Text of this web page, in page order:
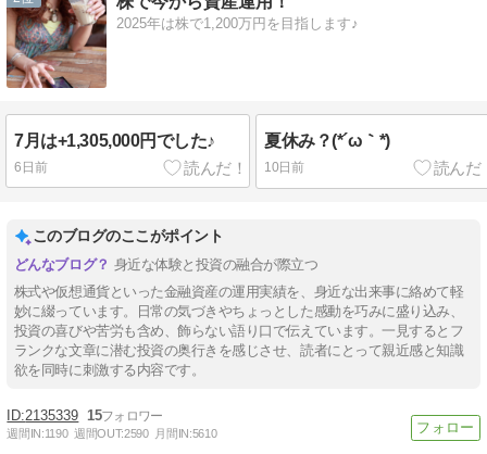
2025年は株で1,200万円を目指します♪
7月は+1,305,000円でした♪
6日前
夏休み？(*´ω｀*)
10日前
このブログのここがポイント
身近な体験と投資の融合が際立つ
株式や仮想通貨といった金融資産の運用実績を、身近な出来事に絡めて軽
妙に綴っています。日常の気づきやちょっとした感動を巧みに盛り込み、
投資の喜びや苦労も含め、飾らない語り口で伝えています。一見するとフ
ランクな文章に潜む投資の奥行きを感じさせ、読者にとって親近感と知識
欲を同時に刺激する内容です。
2135339 15
週間IN:1190 週間OUT:2590 月間IN:5610